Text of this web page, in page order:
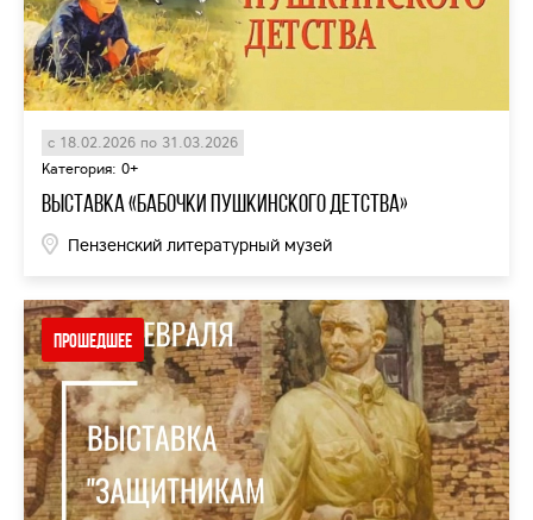
с 18.02.2026 по 31.03.2026
Категория: 0+
выставка «Бабочки пушкинского детства»
Пензенский литературный музей
Прошедшее